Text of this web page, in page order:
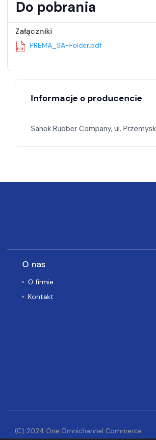
Do pobrania
Załączniki
PREMA_SA-Folder.pdf
Informacje o producencie
O nas
O firmie
Kontakt
(C) 2024 One Omnichannel Commerce